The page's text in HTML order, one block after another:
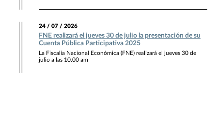
24 / 07 / 2026
FNE realizará el jueves 30 de julio la presentación de su
Cuenta Pública Participativa 2025
La Fiscalía Nacional Económica (FNE) realizará el jueves 30 de
julio a las 10.00 am